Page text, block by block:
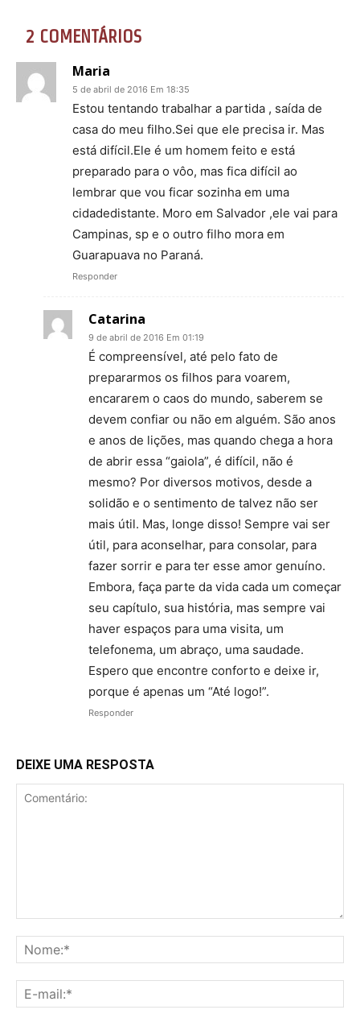
2 COMENTÁRIOS
Maria
5 de abril de 2016 Em 18:35
Estou tentando trabalhar a partida , saída de
casa do meu filho.Sei que ele precisa ir. Mas
está difícil.Ele é um homem feito e está
preparado para o vôo, mas fica difícil ao
lembrar que vou ficar sozinha em uma
cidadedistante. Moro em Salvador ,ele vai para
Campinas, sp e o outro filho mora em
Guarapuava no Paraná.
Responder
Catarina
9 de abril de 2016 Em 01:19
É compreensível, até pelo fato de
prepararmos os filhos para voarem,
encararem o caos do mundo, saberem se
devem confiar ou não em alguém. São anos
e anos de lições, mas quando chega a hora
de abrir essa “gaiola”, é difícil, não é
mesmo? Por diversos motivos, desde a
solidão e o sentimento de talvez não ser
mais útil. Mas, longe disso! Sempre vai ser
útil, para aconselhar, para consolar, para
fazer sorrir e para ter esse amor genuíno.
Embora, faça parte da vida cada um começar
seu capítulo, sua história, mas sempre vai
haver espaços para uma visita, um
telefonema, um abraço, uma saudade.
Espero que encontre conforto e deixe ir,
porque é apenas um “Até logo!”.
Responder
DEIXE UMA RESPOSTA